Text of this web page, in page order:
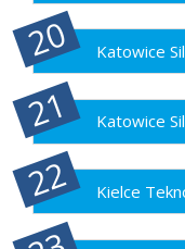
Katowice
Katowice
Kielce